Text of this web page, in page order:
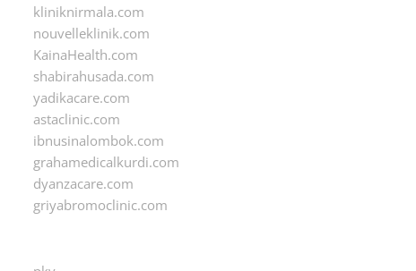
kliniknirmala.com
nouvelleklinik.com
KainaHealth.com
shabirahusada.com
yadikacare.com
astaclinic.com
ibnusinalombok.com
grahamedicalkurdi.com
dyanzacare.com
griyabromoclinic.com